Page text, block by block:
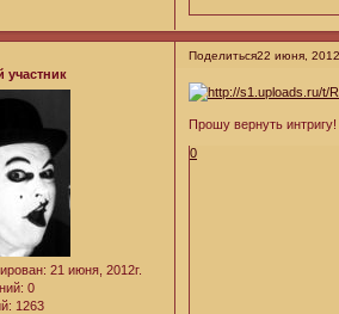
Поделиться22 июня,
участник
: 21 июня, 2012г.
0
1263
Прошу вернуть интригу!
0